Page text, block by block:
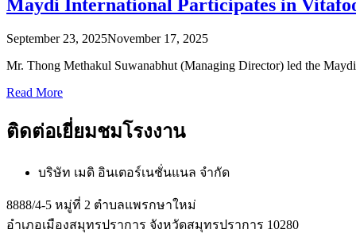
Maydi International Participates in
September 23, 2025November 17, 2025
Mr. Thong Methakul Suwanabhut (Managing Director) led the
Read More
ติดต่อเยี่ยมชมโรงงาน
บริษัท เมดิ อินเตอร์เนชั่นแนล จำกัด
8888/4-5 หมู่ที่ 2 ตำบลแพรกษาใหม่
อำเภอเมืองสมุทรปราการ จังหวัดสมุทรปราการ 10280